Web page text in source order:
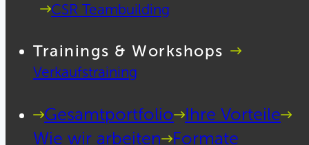
CSR Teambuilding
Trainings & Workshops
Verkaufstraining
Gesamtportfolio
Ihre Vorteile
Wie wir arbeiten
Formate